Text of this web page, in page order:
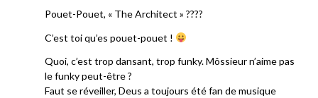
Pouet-Pouet, « The Architect » ????
C’est toi qu’es pouet-pouet !
Quoi, c’est trop dansant, trop funky. Môssieur n’aime pas
le funky peut-être ?
Faut se réveiller, Deus a toujours été fan de musique